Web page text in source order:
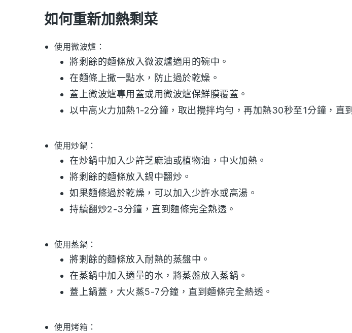
如何重新加熱剩菜
使用微波爐：
將剩餘的麵條放入微波爐適用的碗中。
在麵條上撒一點水，防止過於乾燥。
蓋上微波爐專用蓋或用微波爐保鮮膜覆蓋。
以中高火力加熱1-2分鐘，取出攪拌均勻，再加熱30秒至1分鐘，直到
使用炒鍋：
在炒鍋中加入少許芝麻油或植物油 ，中火加熱。
將剩餘的麵條放入鍋中翻炒。
如果麵條過於乾燥，可以加入少許水或高湯 。
持續翻炒2-3分鐘，直到 麵條完全熱透。
使用蒸鍋：
將剩餘的麵條放入耐熱的蒸盤中。
在蒸鍋中加入適量的水，將蒸盤放入蒸鍋。
蓋上鍋蓋，大火蒸5-7分鐘，直到 麵條完全熱透。
使用烤箱：